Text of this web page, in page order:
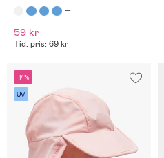
59 kr
Tid. pris: 69 kr
-14%
UV